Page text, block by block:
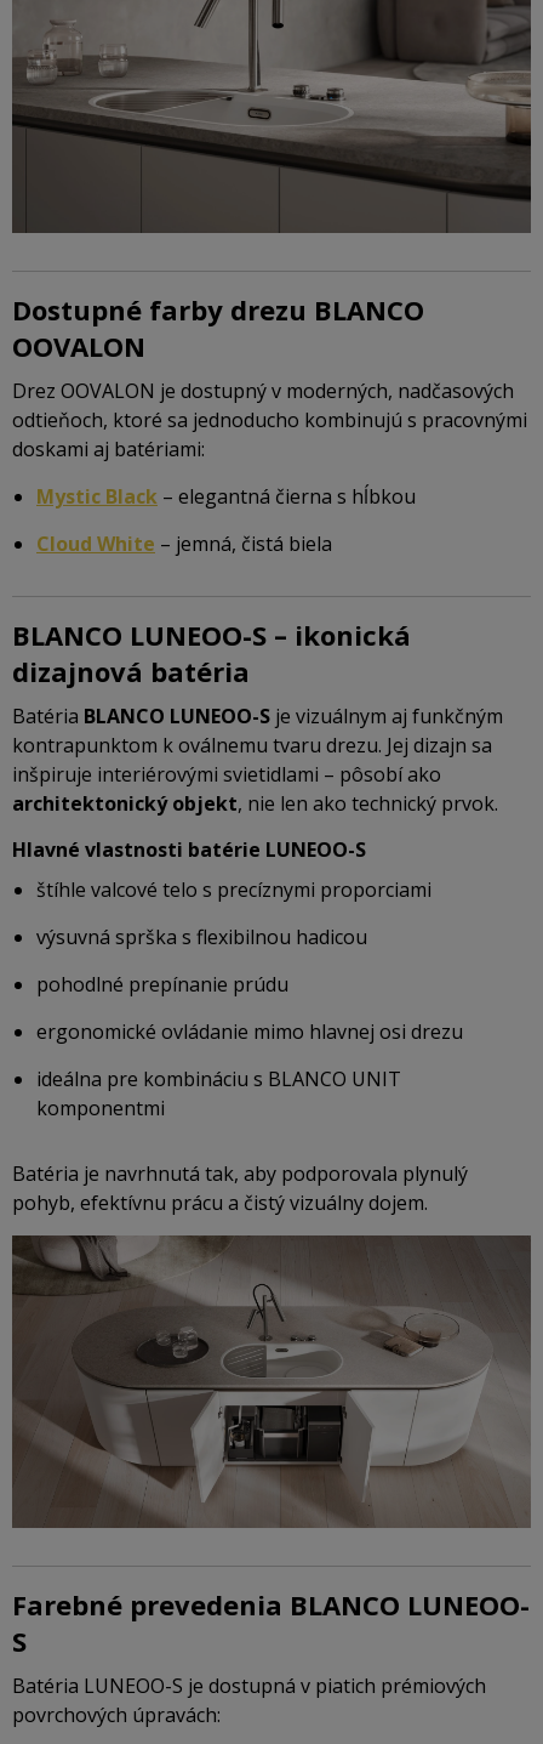
Dostupné farby drezu BLANCO
OOVALON
Drez OOVALON je dostupný v moderných, nadčasových
odtieňoch, ktoré sa jednoducho kombinujú s pracovnými
doskami aj batériami:
Mystic Black – elegantná čierna s hĺbkou
Cloud White – jemná, čistá biela
BLANCO LUNEOO-S – ikonická
dizajnová batéria
Batéria BLANCO LUNEOO-S je vizuálnym aj funkčným
kontrapunktom k oválnemu tvaru drezu. Jej dizajn sa
inšpiruje interiérovými svietidlami – pôsobí ako
architektonický objekt, nie len ako technický prvok.
Hlavné vlastnosti batérie LUNEOO-S
štíhle valcové telo s precíznymi proporciami
výsuvná sprška s flexibilnou hadicou
pohodlné prepínanie prúdu
ergonomické ovládanie mimo hlavnej osi drezu
ideálna pre kombináciu s BLANCO UNIT
komponentmi
Batéria je navrhnutá tak, aby podporovala plynulý
pohyb, efektívnu prácu a čistý vizuálny dojem.
Farebné prevedenia BLANCO LUNEOO-
S
Batéria LUNEOO-S je dostupná v piatich prémiových
povrchových úpravách: